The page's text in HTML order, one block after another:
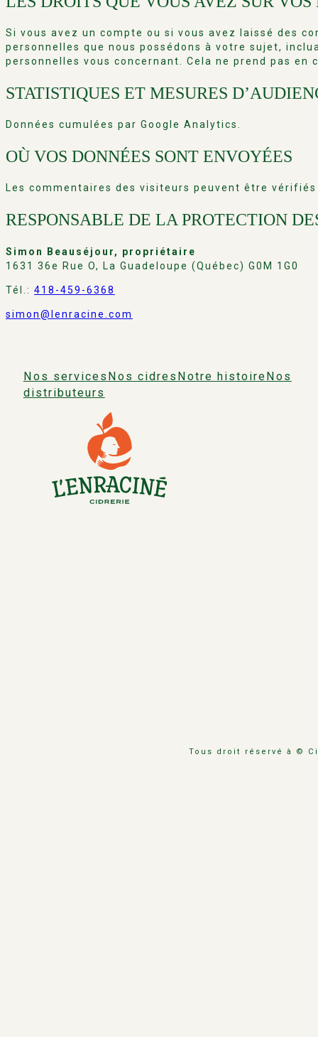
Si vous avez un compte ou si vous avez laissé des
personnelles que nous possédons à votre sujet,
personnelles vous concernant. Cela ne prend pas
STATISTIQUES ET MESURES
Données cumulées par Google Analytics.
OÙ VOS DONNÉES SONT ENVOYÉES
Les commentaires des visiteurs peuvent être
RESPONSABLE DE LA PROTECTION
Simon Beauséjour, propriétaire
1631 36e Rue O, La Guadeloupe (Québec) G0M 1G0
Tél.: 418-459-6368
simon@lenracine.com
Nos services Nos cidres Notre histoireNos
distributeurs
Tous droit réservé à ©